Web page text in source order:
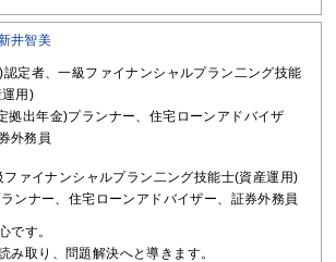
井智美
定者、一級ファイナンシャルプラン二ング技能
用)
拠出年金)プランナー、住宅ローンアドバイザ
外務員
ァイナンシャルプラン二ング技能士(資産運用)
ンナー、住宅ローンアドバイザー、証券外務員
です。
み取り、問題解決へと導きます。